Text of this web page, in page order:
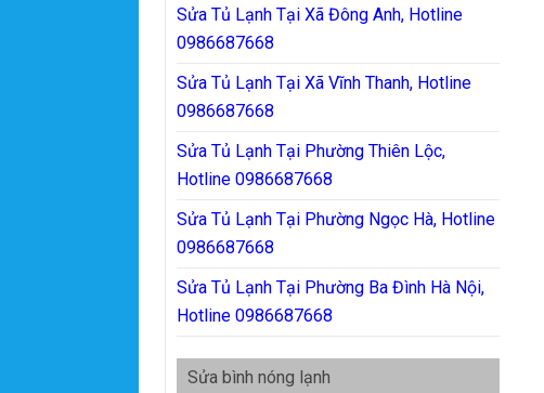
Sửa Tủ Lạnh Tại Xã Đông Anh, Hotline
0986687668
Sửa Tủ Lạnh Tại Xã Vĩnh Thanh, Hotline
0986687668
Sửa Tủ Lạnh Tại Phường Thiên Lộc,
Hotline 0986687668
Sửa Tủ Lạnh Tại Phường Ngọc Hà, Hotline
0986687668
Sửa Tủ Lạnh Tại Phường Ba Đình Hà Nội,
Hotline 0986687668
Sửa bình nóng lạnh